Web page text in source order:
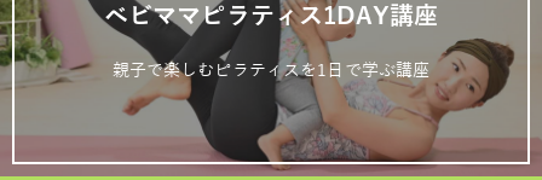
ベビママピラティス1DAY講座
親子で楽しむピラティスを1日で学ぶ講座